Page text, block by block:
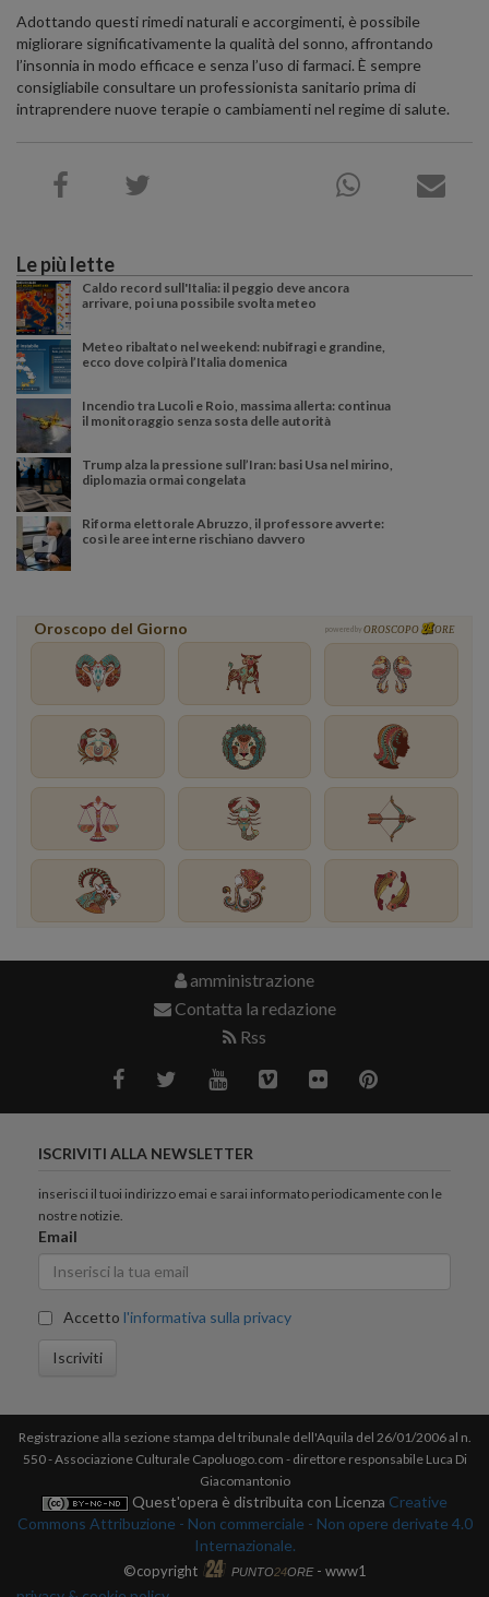
Adottando questi rimedi naturali e accorgimenti, è possibile
migliorare significativamente la qualità del sonno, affrontando
l’insonnia in modo efficace e senza l’uso di farmaci. È sempre
consigliabile consultare un professionista sanitario prima di
intraprendere nuove terapie o cambiamenti nel regime di salute.
Le più lette
Caldo record sull'Italia: il peggio deve ancora
arrivare, poi una possibile svolta meteo
Meteo ribaltato nel weekend: nubifragi e grandine,
ecco dove colpirà l’Italia domenica
Incendio tra Lucoli e Roio, massima allerta: continua
il monitoraggio senza sosta delle autorità
Trump alza la pressione sull’Iran: basi Usa nel mirino,
diplomazia ormai congelata
Riforma elettorale Abruzzo, il professore avverte:
così le aree interne rischiano davvero
Oroscopo del Giorno powered by OROSCOPO ORE
amministrazione
Contatta la redazione
Rss
ISCRIVITI ALLA NEWSLETTER
inserisci il tuoi indirizzo emai e sarai informato periodicamente con le
nostre notizie.
Email
Accetto l'informativa sulla privacy
Iscriviti
Registrazione alla sezione stampa del tribunale dell'Aquila del 26/01/2006 al n.
550 - Associazione Culturale Capoluogo.com - direttore responsabile Luca Di
Giacomantonio
Quest'opera è distribuita con Licenza Creative
Commons Attribuzione - Non commerciale - Non opere derivate 4.0
Internazionale.
©copyright PUNTO24ORE- www1